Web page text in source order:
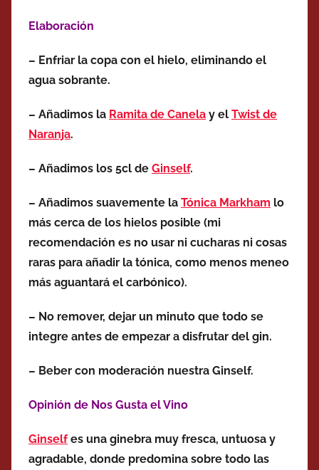
Elaboración
– Enfriar la copa con el hielo, eliminando el
agua sobrante.
– Añadimos la Ramita de Canela y el Twist de
Naranja.
– Añadimos los 5cl de Ginself.
– Añadimos suavemente la Tónica Markham lo
más cerca de los hielos posible (mi
recomendación es no usar ni cucharas ni cosas
raras para añadir la tónica, como menos meneo
más aguantará el carbónico).
– No remover, dejar un minuto que todo se
integre antes de empezar a disfrutar del gin.
– Beber con moderación nuestra Ginself.
Opinión de Nos Gusta el Vino
Ginselfes una ginebra muy fresca, untuosa y
agradable, donde predomina sobre todo las